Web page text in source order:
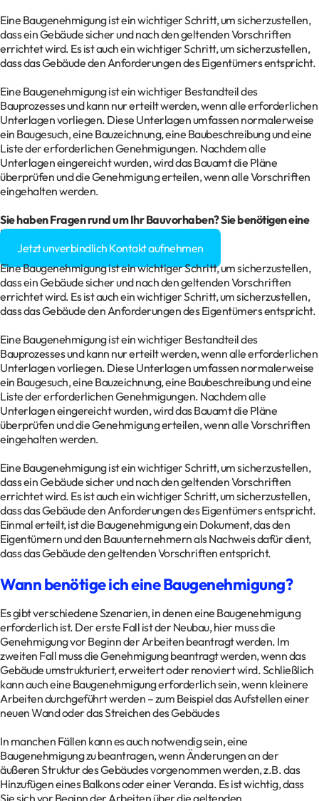
Eine Baugenehmigung ist ein wichtiger Schritt, um sicherzustellen,
dass ein Gebäude sicher und nach den geltenden Vorschriften
errichtet wird. Es ist auch ein wichtiger Schritt, um sicherzustellen,
dass das Gebäude den Anforderungen des Eigentümers entspricht.
Eine Baugenehmigung ist ein wichtiger Bestandteil des
Bauprozesses und kann nur erteilt werden, wenn alle erforderlichen
Unterlagen vorliegen. Diese Unterlagen umfassen normalerweise
ein Baugesuch, eine Bauzeichnung, eine Baubeschreibung und eine
Liste der erforderlichen Genehmigungen. Nachdem alle
Unterlagen eingereicht wurden, wird das Bauamt die Pläne
überprüfen und die Genehmigung erteilen, wenn alle Vorschriften
eingehalten werden.
Sie haben Fragen rund um IhrBauvorhaben? Sie benötigen eine
Baugenehmigung?
Jetzt unverbindlich Kontakt aufnehmen
Eine Baugenehmigung ist ein wichtiger Schritt, um sicherzustellen,
dass ein Gebäude sicher und nach den geltenden Vorschriften
errichtet wird. Es ist auch ein wichtiger Schritt, um sicherzustellen,
dass das Gebäude den Anforderungen des Eigentümers entspricht.
Eine Baugenehmigung ist ein wichtiger Bestandteil des
Bauprozesses und kann nur erteilt werden, wenn alle erforderlichen
Unterlagen vorliegen. Diese Unterlagen umfassen normalerweise
ein Baugesuch, eine Bauzeichnung, eine Baubeschreibung und eine
Liste der erforderlichen Genehmigungen. Nachdem alle
Unterlagen eingereicht wurden, wird das Bauamt die Pläne
überprüfen und die Genehmigung erteilen, wenn alle Vorschriften
eingehalten werden.
Eine Baugenehmigung ist ein wichtiger Schritt, um sicherzustellen,
dass ein Gebäude sicher und nach den geltenden Vorschriften
errichtet wird. Es ist auch ein wichtiger Schritt, um sicherzustellen,
dass das Gebäude den Anforderungen des Eigentümers entspricht.
Einmal erteilt, ist die Baugenehmigung ein Dokument, das den
Eigentümern und den Bauunternehmern als Nachweis dafür dient,
dass das Gebäude den geltenden Vorschriften entspricht.
Wann benötige ich eine Baugenehmigung?
Es gibt verschiedene Szenarien, in denen eine Baugenehmigung
erforderlich ist. Der erste Fall ist der Neubau, hier muss die
Genehmigung vor Beginn der Arbeiten beantragt werden. Im
zweiten Fall muss die Genehmigung beantragt werden, wenn das
Gebäude umstrukturiert, erweitert oder renoviert wird. Schließlich
kann auch eine Baugenehmigung erforderlich sein, wenn kleinere
Arbeiten durchgeführt werden – zum Beispiel das Aufstellen einer
neuen Wand oder das Streichen des Gebäudes
In manchen Fällen kann es auch notwendig sein, eine
Baugenehmigung zu beantragen, wenn Änderungen an der
äußeren Struktur des Gebäudes vorgenommen werden, z.B. das
Hinzufügen eines Balkons oder einer Veranda. Es ist wichtig, dass